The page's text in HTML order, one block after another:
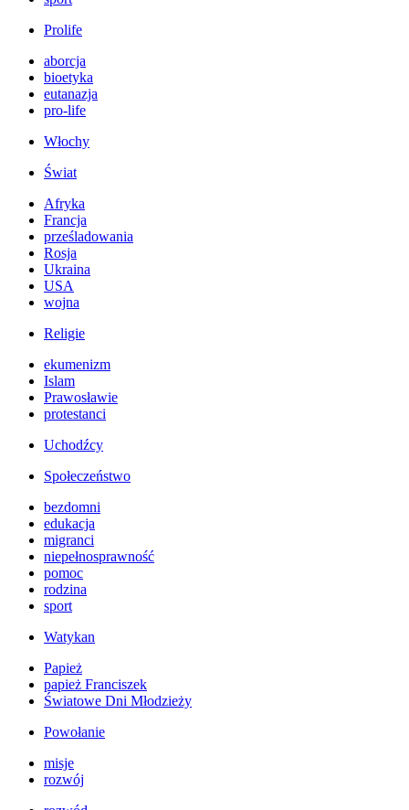
Prolife
aborcja
bioetyka
eutanazja
pro-life
Włochy
Świat
Afryka
Francja
prześladowania
Rosja
Ukraina
USA
wojna
Religie
ekumenizm
Islam
Prawosławie
protestanci
Uchodźcy
Społeczeństwo
bezdomni
edukacja
migranci
niepełnosprawność
pomoc
rodzina
sport
Watykan
Papież
papież Franciszek
Światowe Dni Młodzieży
Powołanie
misje
rozwój